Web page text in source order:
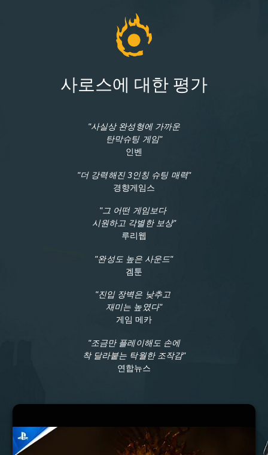
사로스에 대한 평가
"사실상 완성형에 가까운
탄막슈팅 게임"
인벤
"더 강력해진 3인칭 슈팅 매력"
경향게임스
"그 어떤 게임보다
시원하고 각별한 보상"
루리웹
"완성도 높은 사운드"
겜툰
"진입 장벽은 낮추고
재미는 높였다"
게임 메카
"조금만 플레이해도 손에
착 달라붙는 탁월한 조작감"
연합뉴스